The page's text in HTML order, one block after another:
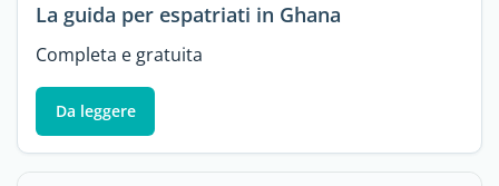
La guida per espatriati in Ghana
Completa e gratuita
Da leggere